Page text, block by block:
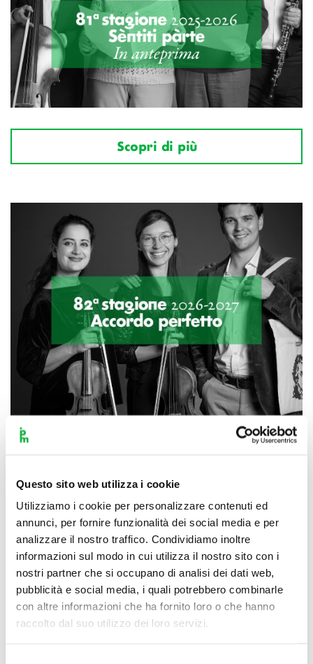
Questo sito web utilizza i cookie
Utilizziamo i cookie per personalizzare contenuti ed
annunci, per fornire funzionalità dei social media e per
analizzare il nostro traffico. Condividiamo inoltre
informazioni sul modo in cui utilizza il nostro sito con i
nostri partner che si occupano di analisi dei dati web,
pubblicità e social media, i quali potrebbero combinarle
con altre informazioni che ha fornito loro o che hanno
raccolto dal suo utilizzo dei loro servizi.
Scopri di più